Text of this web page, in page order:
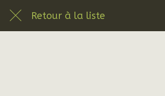
Retour à la liste